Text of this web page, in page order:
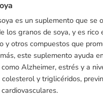
es un suplemento que se
los granos de soya, y es rico
y otros compuestos que
este suplemento ayuda
Alzheimer, estrés y a
y triglicéridos,